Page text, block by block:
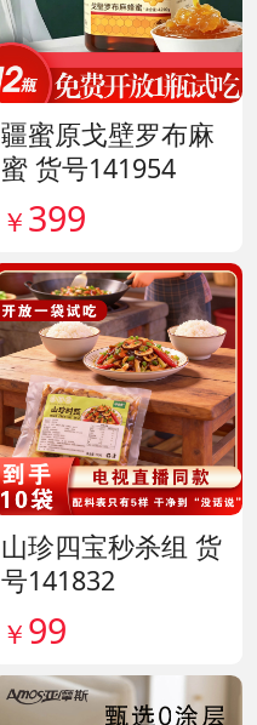
疆蜜原戈壁罗布麻
蜜 货号141954
￥ 399
山珍四宝秒杀组 货
号141832
￥ 99